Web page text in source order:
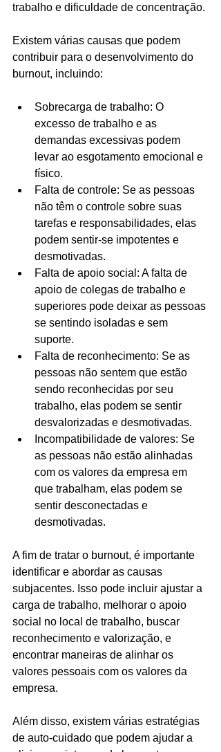
trabalho e dificuldade de concentração.
Existem várias causas que podem
contribuir para o desenvolvimento do
burnout, incluindo:
Sobrecarga de trabalho: O
excesso de trabalho e as
demandas excessivas podem
levar ao esgotamento emocional e
físico.
Falta de controle: Se as pessoas
não têm o controle sobre suas
tarefas e responsabilidades, elas
podem sentir-se impotentes e
desmotivadas.
Falta de apoio social: A falta de
apoio de colegas de trabalho e
superiores pode deixar as pessoas
se sentindo isoladas e sem
suporte.
Falta de reconhecimento: Se as
pessoas não sentem que estão
sendo reconhecidas por seu
trabalho, elas podem se sentir
desvalorizadas e desmotivadas.
Incompatibilidade de valores: Se
as pessoas não estão alinhadas
com os valores da empresa em
que trabalham, elas podem se
sentir desconectadas e
desmotivadas.
A fim de tratar o burnout, é importante
identificar e abordar as causas
subjacentes. Isso pode incluir ajustar a
carga de trabalho, melhorar o apoio
social no local de trabalho, buscar
reconhecimento e valorização, e
encontrar maneiras de alinhar os
valores pessoais com os valores da
empresa.
Além disso, existem várias estratégias
de auto-cuidado que podem ajudar a